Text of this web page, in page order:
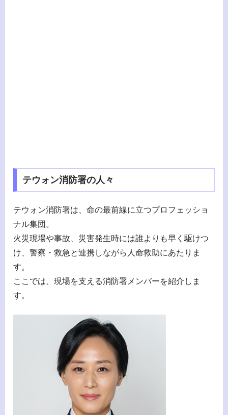
テウォン消防署の人々
テウォン消防署は、命の最前線に立つプロフェッショ
ナル集団。
火災現場や事故、災害発生時には誰よりも早く駆けつ
け、警察・救急と連携しながら人命救助にあたりま
す。
ここでは、現場を支える消防署メンバーを紹介しま
す。